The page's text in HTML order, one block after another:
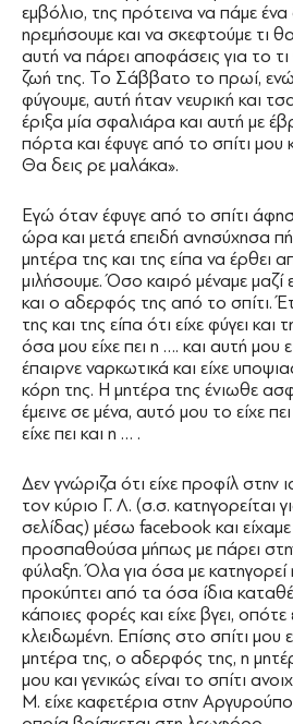
εμβόλιο, της πρότεινα να πάμε
ηρεμήσουμε και να σκεφτούμε τι
αυτή να πάρει αποφάσεις για το τι
ζωή της. Το Σάββατο το πρωί, ενώ
φύγουμε, αυτή ήταν νευρική και
έριξα μία σφαλιάρα και αυτή με
πόρτα και έφυγε από το σπίτι μου
Θα δεις ρε μαλάκα».
Εγώ όταν έφυγε από το σπίτι
ώρα και μετά επειδή ανησύχησα
μητέρα της και της είπα να έρθει
μιλήσουμε. Όσο καιρό μέναμε μαζί
και ο αδερφός της από το σπίτι.
της και της είπα ότι είχε φύγει
όσα μου είχε πει η …. και αυτή μου
έπαιρνε ναρκωτικά και είχε
κόρη της. Η μητέρα της ένιωθε
έμεινε σε μένα, αυτό μου το είχε
είχε πει και η … .
Δεν γνώριζα ότι είχε προφίλ στην
τον κύριο Γ. Λ. (σ.σ. κατηγορείται
σελίδας) μέσω facebook και είχαμε
προσπαθούσα μήπως με πάρει
φύλαξη. Όλα για όσα με κατηγορεί
προκύπτει από τα όσα ίδια
κάποιες φορές και είχε βγει,
κλειδωμένη. Επίσης στο σπίτι μου
μητέρα της, ο αδερφός της, η
μου και γενικώς είναι το σπίτι
Μ. είχε καφετέρια στην